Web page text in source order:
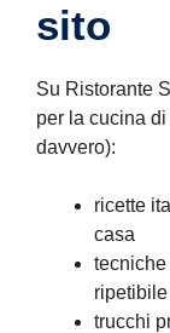
sito
Su Ristorante
per la cucina
davvero):
ricette
casa
ripetibile
trucchi